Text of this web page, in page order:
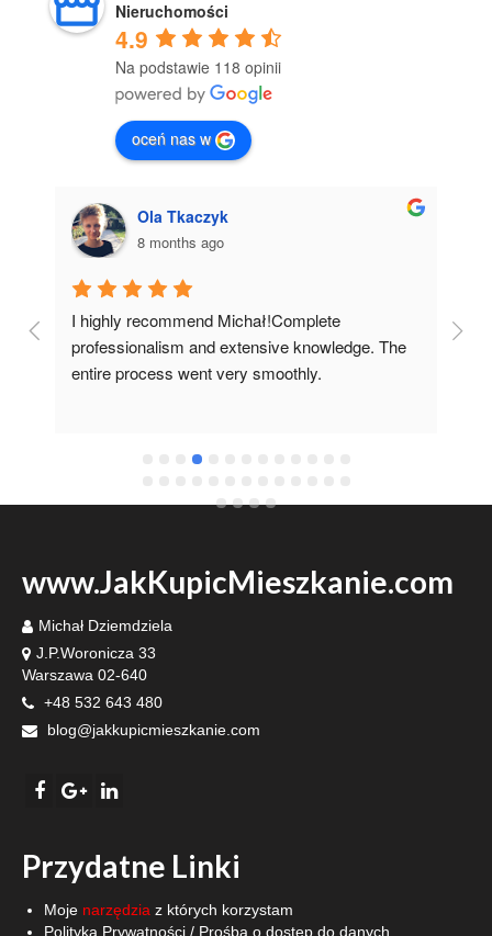
Nieruchomości
4.9
Na podstawie 118 opinii
oceń nas w
knowledge. The
smoothly.
Justyna Drwięga
I wholeheartedly recommend
Michał!From our first meeting,
complete trust. His immense
www.JakKupicMieszkanie.com
Michał Dziemdziela
J.P.Woronicza 33
Warszawa 02-640
+48 532 643 480
blog@jakkupicmieszkanie.com
Przydatne Linki
Moje narzędzia z których korzystam
Polityka Prywatności / Prośba o dostęp do danych